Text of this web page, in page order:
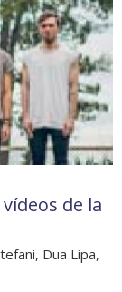
de la
Dua Lipa,